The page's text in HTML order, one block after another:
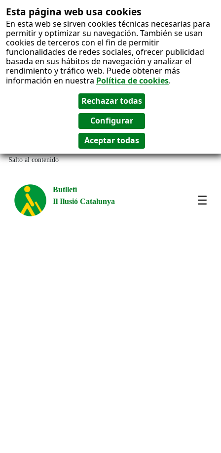
Esta página web usa cookies
En esta web se sirven cookies técnicas necesarias para
permitir y optimizar su navegación. También se usan
cookies de terceros con el fin de permitir
funcionalidades de redes sociales, ofrecer publicidad
basada en sus hábitos de navegación y analizar el
rendimiento y tráfico web. Puede obtener más
información en nuestra Política de cookies.
Salto al contenido
Butlletí
Il Ilusió Catalunya